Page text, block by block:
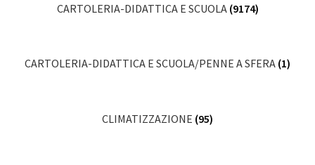
CARTOLERIA-DIDATTICA E SCUOLA (9174)
CARTOLERIA-DIDATTICA E SCUOLA/PENNE A SFERA (1)
CLIMATIZZAZIONE (95)